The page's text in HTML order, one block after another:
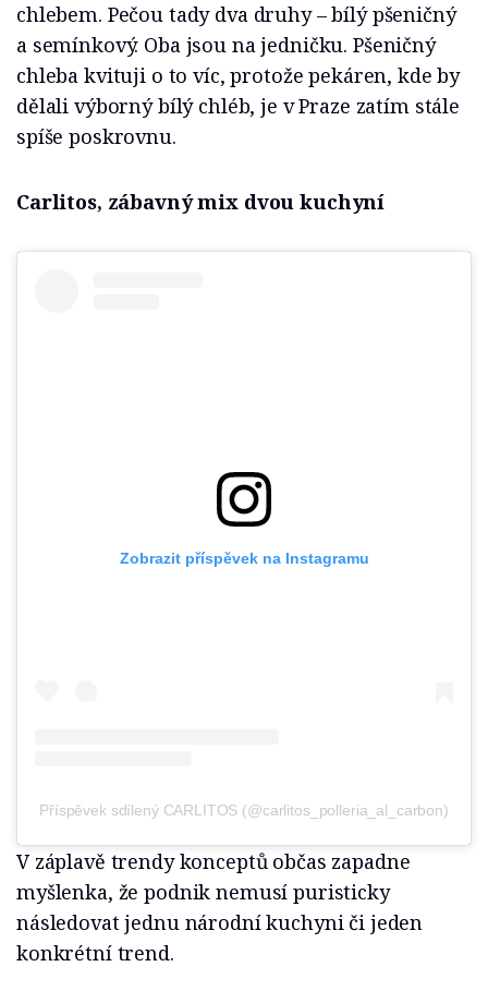
chlebem. Pečou tady dva druhy – bílý pšeničný
a semínkový. Oba jsou na jedničku. Pšeničný
chleba kvituji o to víc, protože pekáren, kde by
dělali výborný bílý chléb, je v Praze zatím stále
spíše poskrovnu.
Carlitos, zábavný mix dvou kuchyní
Zobrazit příspěvek na Instagramu
Příspěvek sdílený CARLITOS (@carlitos_polleria_al_carbon)
V záplavě trendy konceptů občas zapadne
myšlenka, že podnik nemusí puristicky
následovat jednu národní kuchyni či jeden
konkrétní trend.